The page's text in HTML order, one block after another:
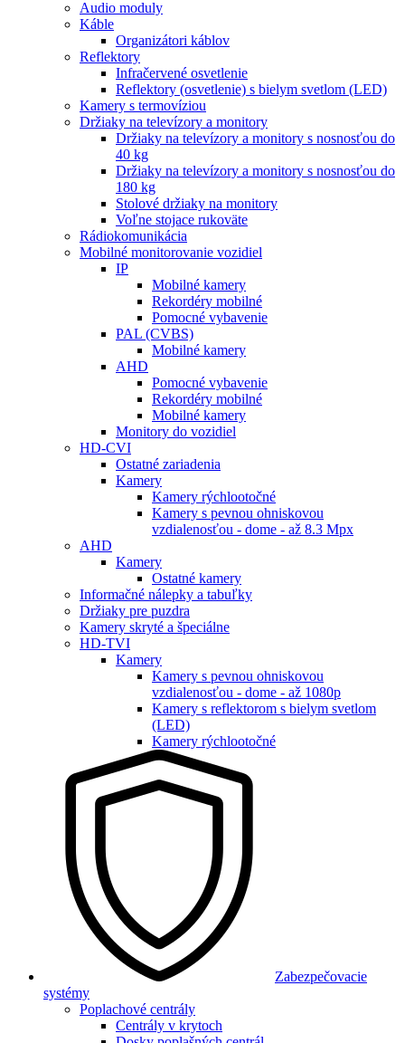
Audio moduly
Káble
Organizátori káblov
Reflektory
Infračervené osvetlenie
Reflektory (osvetlenie) s bielym svetlom (LED)
Kamery s termovíziou
Držiaky na televízory a monitory
Držiaky na televízory a monitory s nosnosťou do
40 kg
Držiaky na televízory a monitory s nosnosťou do
180 kg
Stolové držiaky na monitory
Voľne stojace rukoväte
Rádiokomunikácia
Mobilné monitorovanie vozidiel
IP
Mobilné kamery
Rekordéry mobilné
Pomocné vybavenie
PAL (CVBS)
Mobilné kamery
AHD
Pomocné vybavenie
Rekordéry mobilné
Mobilné kamery
Monitory do vozidiel
HD-CVI
Ostatné zariadenia
Kamery
Kamery rýchlootočné
Kamery s pevnou ohniskovou
vzdialenosťou - dome - až 8.3 Mpx
AHD
Kamery
Ostatné kamery
Informačné nálepky a tabuľky
Držiaky pre puzdra
Kamery skryté a špeciálne
HD-TVI
Kamery
Kamery s pevnou ohniskovou
vzdialenosťou - dome - až 1080p
Kamery s reflektorom s bielym svetlom
(LED)
Kamery rýchlootočné
Zabezpečovacie
systémy
Poplachové centrály
Centrály v krytoch